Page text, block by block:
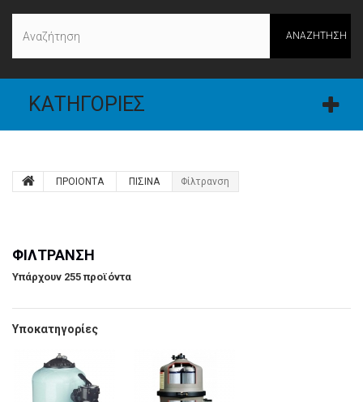
ΑΝΑΖΉΤΗΣΗ
ΚΑΤΗΓΟΡΊΕΣ
ΠΡΟΙΟΝΤΑ ΠΙΣΙΝΑ Φίλτρανση
ΦΊΛΤΡΑΝΣΗ
Υπάρχουν 255 προϊόντα
Υποκατηγορίες